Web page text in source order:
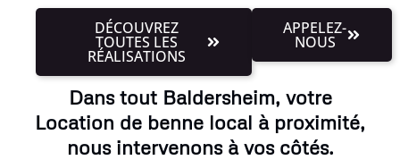
DÉCOUVREZ
TOUTES LES
RÉALISATIONS
APPELEZ-
NOUS
Dans tout Baldersheim, votre
Location de benne local à proximité,
nous intervenons à vos côtés.